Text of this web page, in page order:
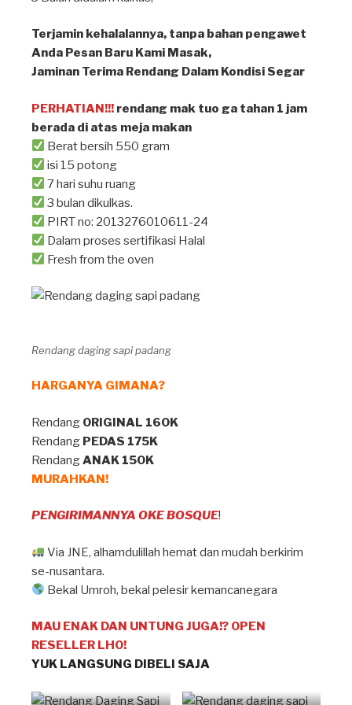
Terjamin kehalalannya, tanpa bahan pengawet⁣
Anda Pesan Baru Kami Masak, ⁣
Jaminan Terima Rendang Dalam Kondisi Segar⁣
PERHATIAN!!! rendang mak tuo ga tahan 1 jam
berada di atas meja makan ⁣
Berat bersih 550 gram
isi 15 potong
7 hari suhu ruang
3 bulan dikulkas.
PIRT no: 2013276010611-24
Dalam proses sertifikasi Halal
Fresh from the oven
Rendang daging sapi padang
HARGANYA GIMANA?
Rendang ORIGINAL 160K
Rendang PEDAS 175K
RendangANAK 150K
MURAHKAN!
PENGIRIMANNYA OKE BOSQUE!
Via JNE, alhamdulillah hemat dan mudah berkirim
se-nusantara.
Bekal Umroh, bekal pelesir kemancanegara
MAU ENAK DAN UNTUNG JUGA!? OPEN
RESELLER LHO!
YUK LANGSUNG DIBELI SAJA